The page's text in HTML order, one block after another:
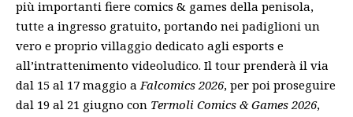
più importanti fiere comics & games della penisola,
tutte a ingresso gratuito, portando nei padiglioni un
vero e proprio villaggio dedicato agli esports e
all’intrattenimento videoludico. Il tour prenderà il via
dal 15 al 17 maggio a Falcomics 2026, per poi proseguire
dal 19 al 21 giugno con Termoli Comics & Games 2026,